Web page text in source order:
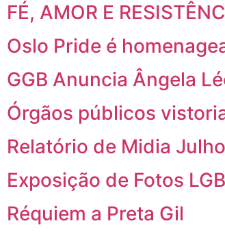
FÉ, AMOR E
Oslo Pride é
GGB Anuncia Ângela
Órgãos públicos
Relatório de Midia Julho
Exposição de Fotos
Réquiem a Preta Gil